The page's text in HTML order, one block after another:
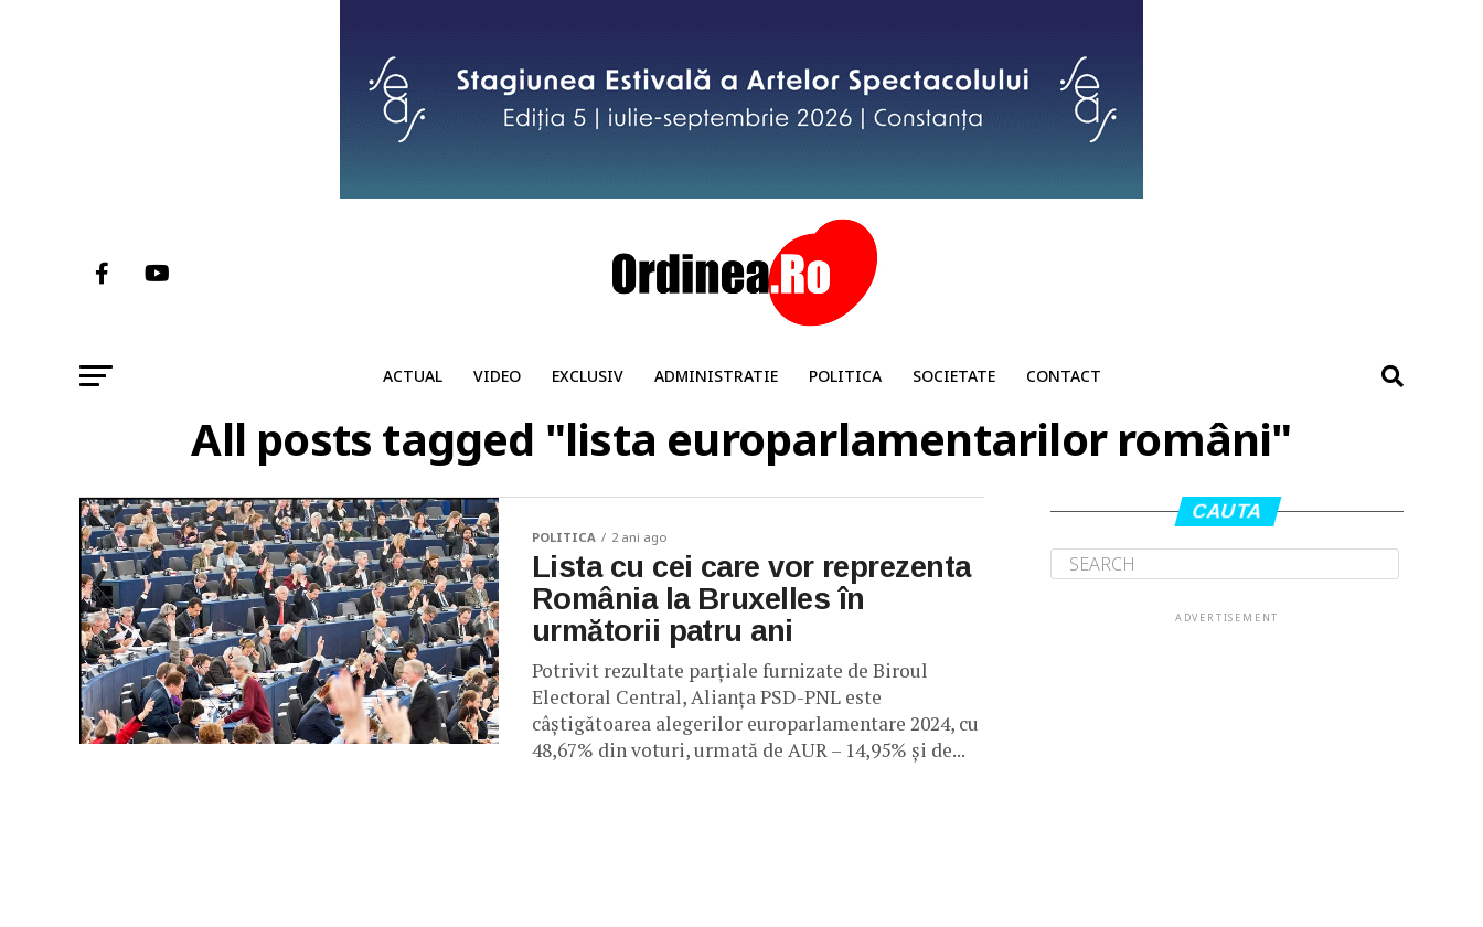
ACTUAL VIDEO EXCLUSIV ADMINISTRATIE POLITICA SOCIETATE CONTACT
All posts tagged "lista europarlamentarilor români"
POLITICA 2 ani ago
Lista cu cei care vor reprezenta
România la Bruxelles în
următorii patru ani
Potrivit rezultate parțiale furnizate de Biroul
Electoral Central, Alianța PSD-PNL este
câștigătoarea alegerilor europarlamentare 2024, cu
48,67% din voturi, urmată de AUR – 14,95% și de...
CAUTA
ADVERTISEMENT